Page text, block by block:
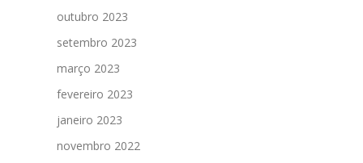
outubro 2023
setembro 2023
março 2023
fevereiro 2023
janeiro 2023
novembro 2022